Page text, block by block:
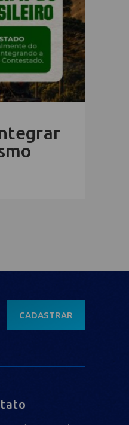
CADASTRAR